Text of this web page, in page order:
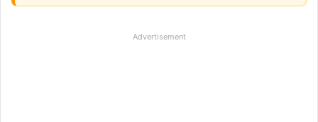
Advertisement